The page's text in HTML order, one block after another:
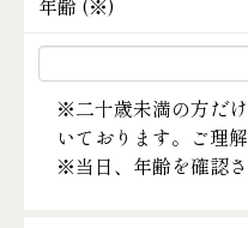
年齢 (※)
※二十歳未満の方だ
いております。ご理
※当日、年齢を確認